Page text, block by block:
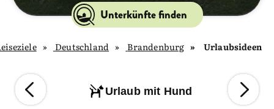
Unterkünfte finden
Urlaubsideen
Brandenburg
Deutschland
Urlaub mit Hund